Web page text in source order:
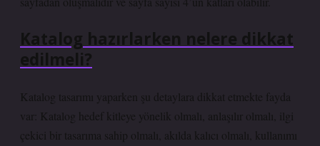
Katalog hazırlarken nelere dikkat
edilmeli?
Katalog tasarımı yaparken şu detaylara dikkat etmekte fayda
var: Katalog hedef kitleye yönelik olmalı, anlaşılır olmalı, ilgi
çekici bir tasarıma sahip olmalı, akılda kalıcı olmalı, kullanımı